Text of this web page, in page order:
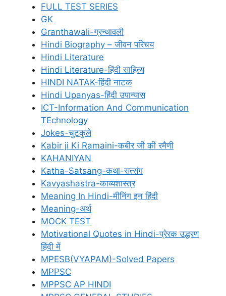
FULL TEST SERIES
GK
Granthawali-ग्रन्थावली
Hindi Biography – जीवन परिचय
Hindi Literature
Hindi Literature-हिंदी साहित्य
HINDI NATAK-हिंदी नाटक
Hindi Upanyas-हिंदी उपान्यास
ICT-Information And Communication
TEchnology
Jokes-चुटकुले
Kabir ji Ki Ramaini-कबीर जी की रमैणी
KAHANIYAN
Katha-Satsang-कथा-सत्संग
Kavyashastra-काव्यशास्त्र
Meaning In Hindi-मीनिंग इन हिंदी
Meaning-अर्थ
MOCK TEST
Motivational Quotes in Hindi-प्रेरक उद्धरण
हिंदी में
MPESB(VYAPAM)-Solved Papers
MPPSC
MPPSC AP HINDI